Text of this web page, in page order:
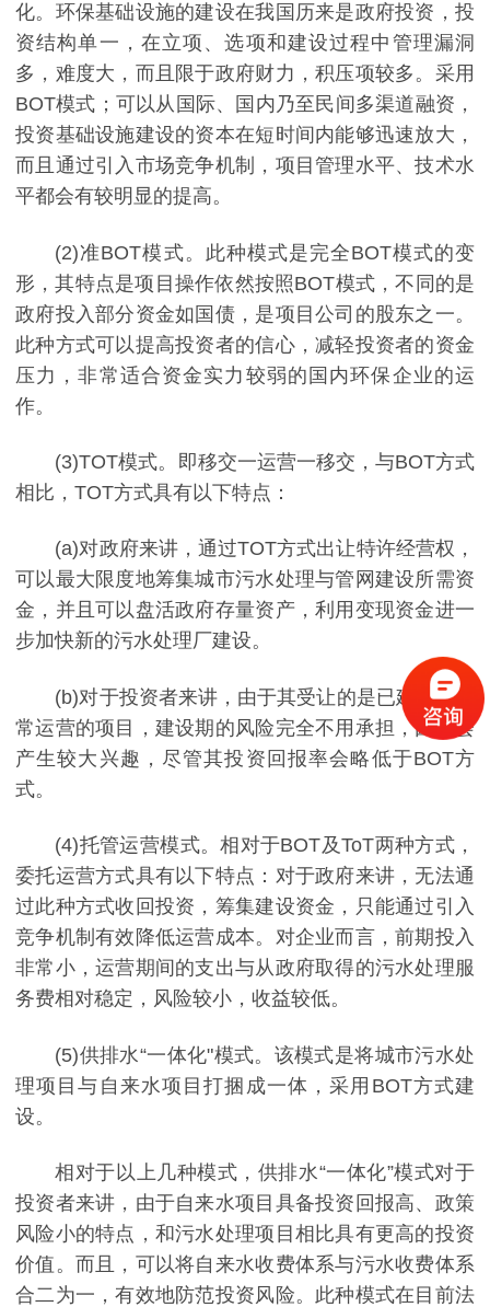
化。环保基础设施的建设在我国历来是政府投资，投
资结构单一，在立项、选项和建设过程中管理漏洞
多，难度大，而且限于政府财力，积压项较多。采用
BOT模式；可以从国际、国内乃至民间多渠道融资，
投资基础设施建设的资本在短时间内能够迅速放大，
而且通过引入市场竞争机制，项目管理水平、技术水
平都会有较明显的提高。
(2)准BOT模式。此种模式是完全BOT模式的变
形，其特点是项目操作依然按照BOT模式，不同的是
政府投入部分资金如国债，是项目公司的股东之一。
此种方式可以提高投资者的信心，减轻投资者的资金
压力，非常适合资金实力较弱的国内环保企业的运
作。
(3)TOT模式。即移交一运营一移交，与BOT方式
相比，TOT方式具有以下特点：
(a)对政府来讲，通过TOT方式出让特许经营权，
可以最大限度地筹集城市污水处理与管网建设所需资
金，并且可以盘活政府存量资产，利用变现资金进一
步加快新的污水处理厂建设。
(b)对于投资者来讲，由于其受让的是已建成且正
常运营的项目，建设期的风险完全不用承担，因此会
产生较大兴趣，尽管其投资回报率会略低于BOT方
式。
(4)托管运营模式。相对于BOT及ToT两种方式，
委托运营方式具有以下特点：对于政府来讲，无法通
过此种方式收回投资，筹集建设资金，只能通过引入
竞争机制有效降低运营成本。对企业而言，前期投入
非常小，运营期间的支出与从政府取得的污水处理服
务费相对稳定，风险较小，收益较低。
(5)供排水“一体化"模式。该模式是将城市污水处
理项目与自来水项目打捆成一体，采用BOT方式建
设。
相对于以上几种模式，供排水“一体化”模式对于
投资者来讲，由于自来水项目具备投资回报高、政策
风险小的特点，和污水处理项目相比具有更高的投资
价值。而且，可以将自来水收费体系与污水收费体系
合二为一，有效地防范投资风险。此种模式在目前法